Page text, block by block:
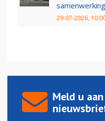
29-07-2026,
Meld u